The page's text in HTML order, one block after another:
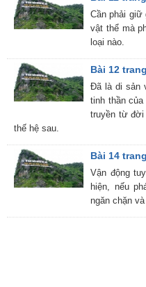
Cần phải giữ
vật thể mà
loại nào.
Bài 12
Đã là di sản
tinh thần
truyền từ
thế hệ sau.
Bài 14
Vận động
hiện, nếu
ngăn chặn